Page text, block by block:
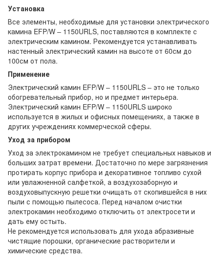
Установка
Все элементы, необходимые для установки электрического
камина EFP/W – 1150URLS, поставляются в комплекте с
электрическим камином. Рекомендуется устанавливать
настенный электрический камин на высоте от 60см до
100см от пола.
Применение
Электрический камин EFP/W – 1150URLS – это не только
обогревательный прибор, но и предмет интерьера.
Электрический камин EFP/W – 1150URLS широко
используется в жилых и офисных помещениях, а также в
других учреждениях коммерческой сферы.
Уход за прибором
Уход за электрокамином не требует специальных навыков и
больших затрат времени. Достаточно по мере загрязнения
протирать корпус прибора и декоративное топливо сухой
или увлажненной салфеткой, а воздухозаборную и
воздуховыпускную решетки очищать от скопившейся в них
пыли с помощью пылесоса. Перед началом очистки
электрокамин необходимо отключить от электросети и
дать ему остыть.
Не рекомендуется использовать для ухода абразивные
чистящие порошки, органические растворители и
химические средства.